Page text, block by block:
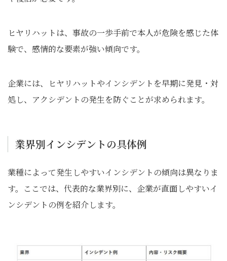
ヒヤリハットは、事故の一歩手前で本人が危険を感じた体
験で、感情的な要素が強い傾向です。
企業には、ヒヤリハットやインシデントを早期に発見・対
処し、アクシデントの発生を防ぐことが求められます。
業界別インシデントの具体例
業種によって発生しやすいインシデントの傾向は異なりま
す。ここでは、代表的な業界別に、企業が直面しやすいイ
ンシデントの例を紹介します。